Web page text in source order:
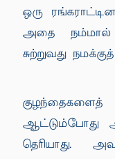
ஒரு
அதை நம்மால்
சுற்றுவது
ஆட்டும்போது
தெரியாது.